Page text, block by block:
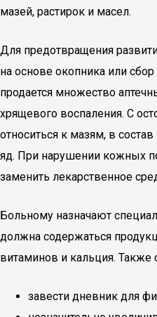
мазей, растирок и масел.
Для предотвращения
на основе окопника или
продается множество
хрящевого воспаления. С
относиться к мазям, в
яд. При нарушении кожных
заменить лекарственное
Больному назначают
должна содержаться
витаминов и кальция. Также
завести дневник для